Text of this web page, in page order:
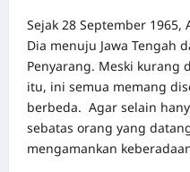
Sejak 28 September 1965,
Dia menuju Jawa Tengah
Penyarang. Meski kurang
itu, ini semua memang
berbeda. Agar selain
sebatas orang yang
mengamankan